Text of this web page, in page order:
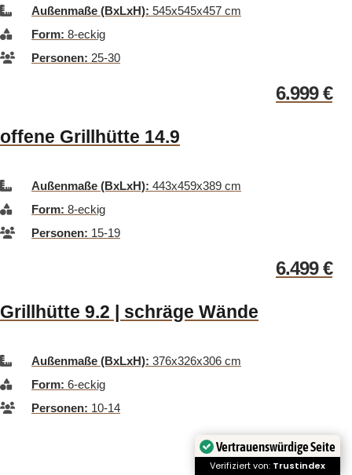
Außenmaße (BxLxH): 545x545x457 cm
Form: 8-eckig
Personen: 25-30
6.999€
offene Grillhütte 14.9
Außenmaße (BxLxH): 443x459x389 cm
Form: 8-eckig
Personen: 15-19
6.499€
Grillhütte 9.2 | schräge Wände
Außenmaße (BxLxH): 376x326x306 cm
Form: 6-eckig
Personen: 10-14
8.749€ 8.499€
Vertrauenswürdige Seite
Verifiziert von: Trustindex